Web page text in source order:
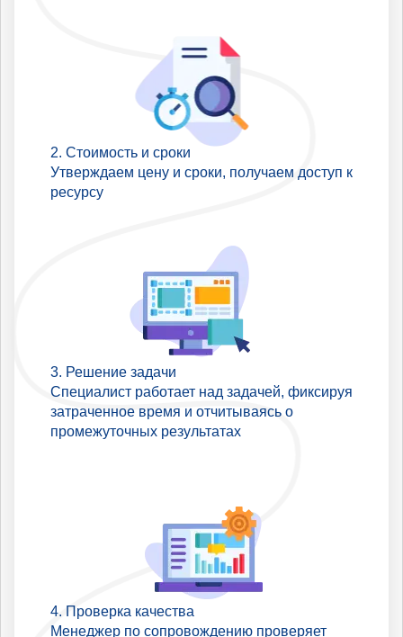
Стоимость и сроки
Утверждаем цену и сроки, получаем доступ к
ресурсу
Решение задачи
Специалист работает над задачей, фиксируя
затраченное время и отчитываясь о
промежуточных результатах
Проверка качества
Менеджер по сопровождению проверяет